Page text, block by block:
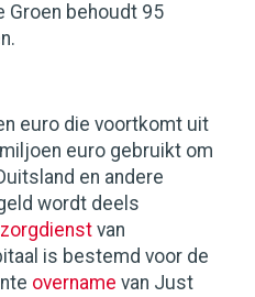
Groen behoudt 95
euro die voortkomt uit
euro gebruikt om
en andere
wordt deels
van
is bestemd voor de
overname van Just